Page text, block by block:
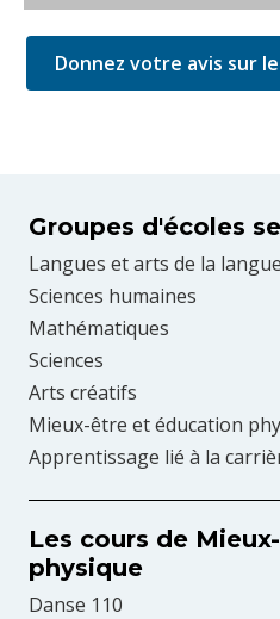
Donnez votre avis sur
Groupes d'écoles
Langues et arts de la langue
Sciences humaines
Mathématiques
Sciences
Arts créatifs
Mieux-être et éducation
Apprentissage lié à la
Les cours de
physique
Danse 110